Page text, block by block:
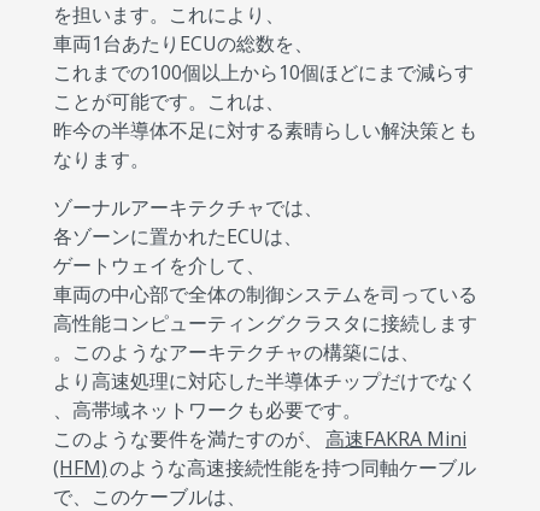
を担います。これにより、
車両1台あたりECUの総数を、
これまでの100個以上から10個ほどにまで減らす
ことが可能です。これは、
昨今の半導体不足に対する素晴らしい解決策とも
なります。
ゾーナルアーキテクチャでは、
各ゾーンに置かれたECUは、
ゲートウェイを介して、
車両の中心部で全体の制御システムを司っている
高性能コンピューティングクラスタに接続します
。このようなアーキテクチャの構築には、
より高速処理に対応した半導体チップだけでなく
、高帯域ネットワークも必要です。
このような要件を満たすのが、 高速FAKRA Mini
(HFM)のような高速接続性能を持つ同軸ケーブル
で、このケーブルは、